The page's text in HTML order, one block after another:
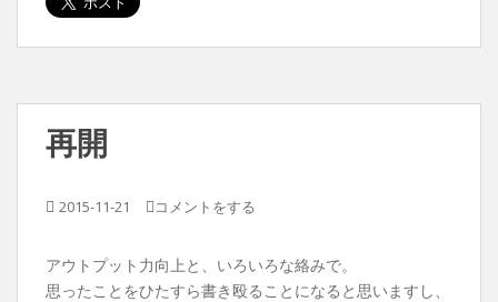
再開
2015-11-21 コメントをする
アウトプット力向上と、いろいろな絡みで。
思ったことをひたすら書き殴ることになると思いますし、